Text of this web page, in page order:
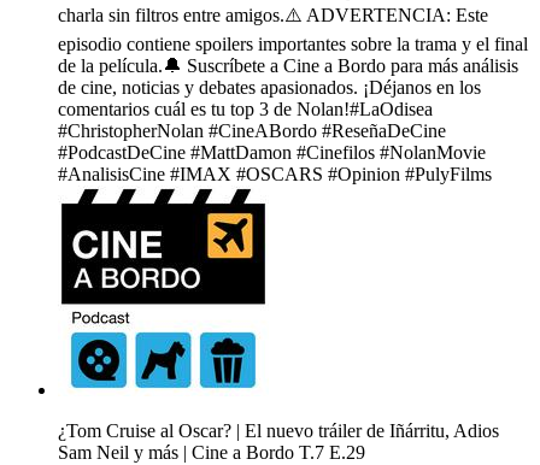
charla sin filtros entre amigos.⚠️ ADVERTENCIA: Este
episodio contiene spoilers importantes sobre la trama y el final
de la película.🔔 Suscríbete a Cine a Bordo para más análisis
de cine, noticias y debates apasionados. ¡Déjanos en los
comentarios cuál es tu top 3 de Nolan!#LaOdisea
#ChristopherNolan #CineABordo #ReseñaDeCine
#PodcastDeCine #MattDamon #Cinefilos #NolanMovie
#AnalisisCine #IMAX #OSCARS #Opinion #PulyFilms
¿Tom Cruise al Oscar? | El nuevo tráiler de Iñárritu, Adios
Sam Neil y más | Cine a Bordo T.7 E.29